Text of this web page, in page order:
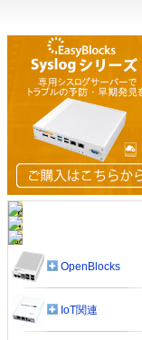
OpenBlocks
IoT関連